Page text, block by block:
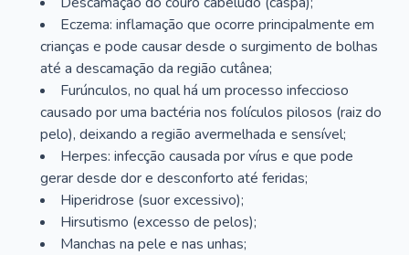
Eczema: inflamação que ocorre principalmente em
crianças e pode causar desde o surgimento de bolhas
até a descamação da região cutânea;
Furúnculos, no qual há um processo infeccioso
causado por uma bactéria nos folículos pilosos (raiz do
pelo), deixando a região avermelhada e sensível;
Herpes: infecção causada por vírus e que pode
gerar desde dor e desconforto até feridas;
Hiperidrose (suor excessivo);
Hirsutismo (excesso de pelos);
Manchas na pele e nas unhas;